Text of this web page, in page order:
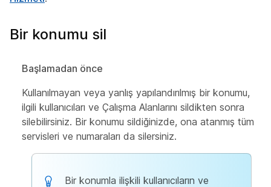
Bir konumu sil
Başlamadan önce
Kullanılmayan veya yanlış yapılandırılmış bir konumu,
ilgili kullanıcıları ve Çalışma Alanlarını sildikten sonra
silebilirsiniz. Bir konumu sildiğinizde, ona atanmış tüm
servisleri ve numaraları da silersiniz.
Bir konumla ilişkili kullanıcıların ve